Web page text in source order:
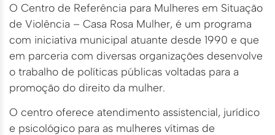
O Centro de Referência para Mulheres em Situação
de Violência – Casa Rosa Mulher, é um programa
com iniciativa municipal atuante desde 1990 e que
em parceria com diversas organizações desenvolve
o trabalho de políticas públicas voltadas para a
promoção do direito da mulher.
O centro oferece atendimento assistencial, jurídico
e psicológico para as mulheres vítimas de